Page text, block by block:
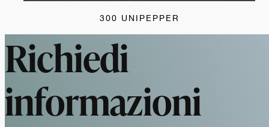
300 UNIPEPPER
Richiedi
informazioni